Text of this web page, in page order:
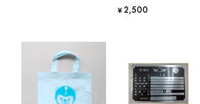
¥2,500